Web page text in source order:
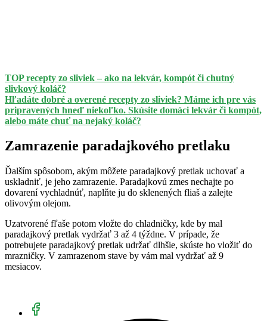
TOP recepty zo sliviek – ako na lekvár, kompót či chutný
slivkový koláč?
Hľadáte dobré a overené recepty zo sliviek? Máme ich pre vás
pripravených hneď niekoľko. Skúsite domáci lekvár či kompót,
alebo máte chuť na nejaký koláč?
Zamrazenie paradajkového pretlaku
Ďalším spôsobom, akým môžete paradajkový pretlak uchovať a
uskladniť, je jeho zamrazenie. Paradajkovú zmes nechajte po
dovarení vychladnúť, naplňte ju do sklenených fliaš a zalejte
olivovým olejom.
Uzatvorené fľaše potom vložte do chladničky, kde by mal
paradajkový pretlak vydržať 3 až 4 týždne. V prípade, že
potrebujete paradajkový pretlak udržať dlhšie, skúste ho vložiť do
mrazničky. V zamrazenom stave by vám mal vydržať až 9
mesiacov.